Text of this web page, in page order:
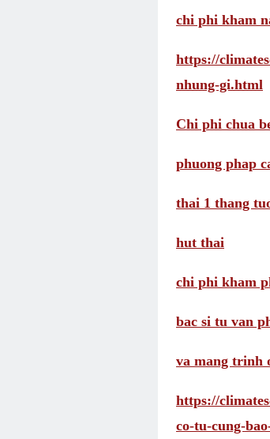
chi phi kham
https://
nhung-gi.html
Chi phi chua
phuong phap
thai 1 thang
hut thai
chi phi kham
bac si tu van
va mang trinh
https://
co-tu-cung-